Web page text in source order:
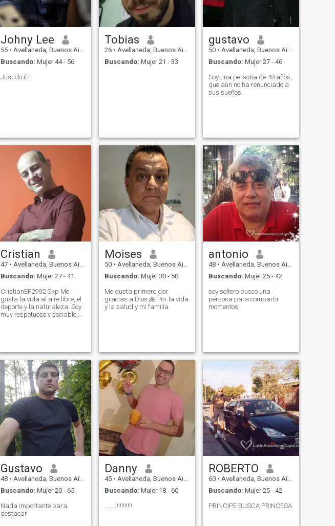
Johny Lee
55 • Avellaneda, Buenos Aires, Argentina
Buscando: Mujer 44 - 56
Just do it!
Tobias
26 • Avellaneda, Buenos Aires, Argentina
Buscando: Mujer 21 - 33
gustavo
50 • Avellaneda, Buenos Aires, Argentina
Buscando: Mujer 27 - 46
Soy una persona de 48 años,
que aún no ha renunciado a
sus sueños.
Cristian
47 • Avellaneda, Buenos Aires, Argentina
Buscando: Mujer 27 - 41
CristianEF2992 Skp Me
gusta la vida al aire libre, el
deporte y la naturaleza. Soy
muy respetuoso y sociable,
Moises
50 • Avellaneda, Buenos Aires, Argentina
Buscando: Mujer 30 - 50
Me gusta primero dar
gracias a Dios 🙏 Por la vida
y la salud y mi familia
antonio
48 • Avellaneda, Buenos Aires, Argentina
Buscando: Mujer 25 - 42
soy soltero busco una
persona para compartir
momentos
Gustavo
48 • Avellaneda, Buenos Aires, Argentina
Buscando: Mujer 20 - 65
Nada importante para
destacar
Danny
45 • Avellaneda, Buenos Aires, Argentina
Buscando: Mujer 18 - 60
........!!!!!!!!!!
ROBERTO
60 • Avellaneda, Buenos Aires, Argentina
Buscando: Mujer 25 - 42
PRINCIPE BUSCA PRINCESA